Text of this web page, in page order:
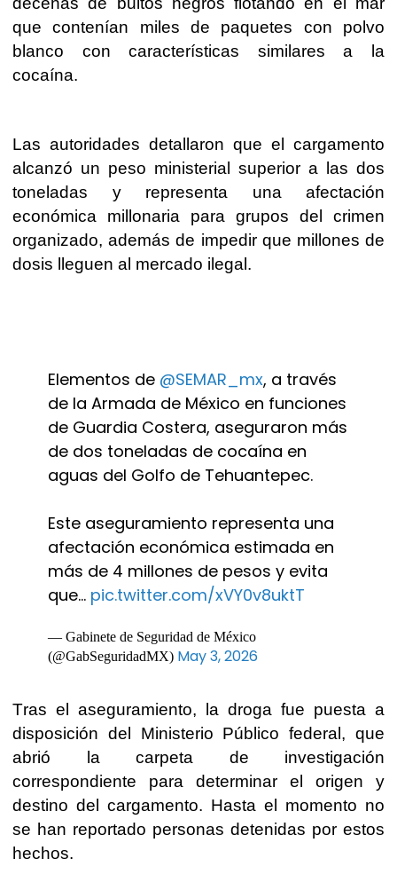
que contenían miles de paquetes con polvo
blanco con características similares a la
cocaína.
Las autoridades detallaron que el cargamento
alcanzó un peso ministerial superior a las dos
toneladas y representa una afectación
económica millonaria para grupos del crimen
organizado, además de impedir que millones de
dosis lleguen al mercado ilegal.
Elementos de @SEMAR_mx, a través
de la Armada de México en funciones
de Guardia Costera, aseguraron más
de dos toneladas de cocaína en
aguas del Golfo de Tehuantepec.
Este aseguramiento representa una
afectación económica estimada en
más de 4 millones de pesos y evita
que… pic.twitter.com/xVY0v8uktT
— Gabinete de Seguridad de México
(@GabSeguridadMX) May 3, 2026
Tras el aseguramiento, la droga fue puesta a
disposición del Ministerio Público federal, que
abrió la carpeta de investigación
correspondiente para determinar el origen y
destino del cargamento. Hasta el momento no
se han reportado personas detenidas por estos
hechos.